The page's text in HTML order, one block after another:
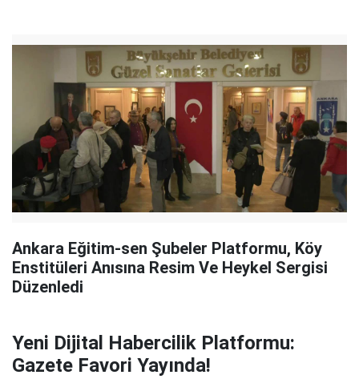
Ankara Eğitim-sen Şubeler Platformu, Köy
Enstitüleri Anısına Resim Ve Heykel Sergisi
Düzenledi
Yeni Dijital Habercilik Platformu:
Gazete Favori Yayında!